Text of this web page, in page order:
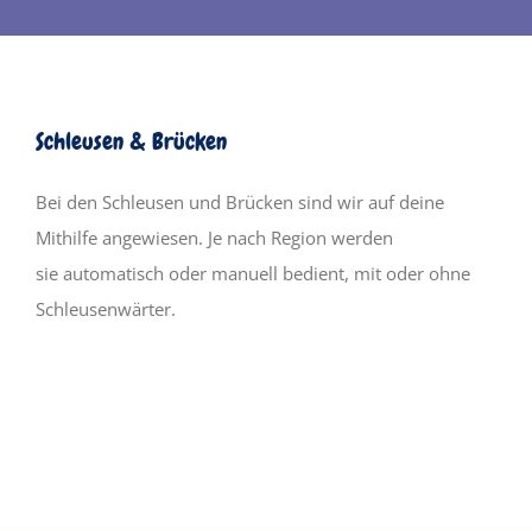
Schleusen & Brücken
Bei den Schleusen und Brücken sind wir auf deine
Mithilfe angewiesen. Je nach Region werden
sie automatisch oder manuell bedient, mit oder ohne
Schleusenwärter.